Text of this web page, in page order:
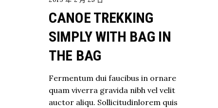
CANOE TREKKING
SIMPLY WITH BAG IN
THE BAG
Fermentum dui faucibus in ornare
quam viverra gravida nibh vel velit
auctor aliqu. Sollicitudinlorem quis